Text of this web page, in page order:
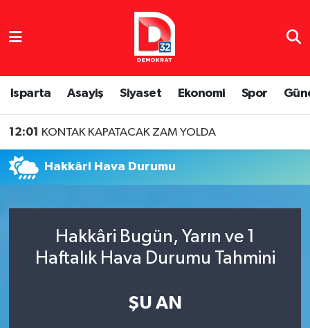
Isparta Asayiş Siyaset Ekonomi Spor
12:01 KONTAK KAPATACAK ZAM YOLDA
Hakkâri Hava Durumu
Hakkâri Bugün, Yarın ve 1
Haftalık Hava Durumu Tahmini
ŞU AN
Isparta Nöbetçi Eczaneler
Isparta Hava Durumu
Tüm Manşetler
Son Dakika Haberleri